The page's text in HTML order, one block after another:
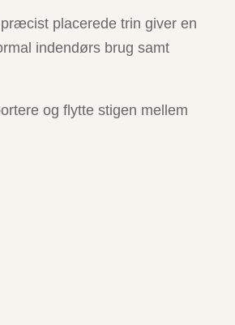
placerede trin giver en
indendørs brug samt
og flytte stigen mellem